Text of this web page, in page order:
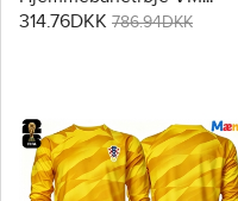
2026 Kortærmet
314.76DKK 786.94DKK